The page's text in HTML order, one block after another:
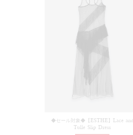
◆セール対象◆【ESTHE】Lace and
Tulle Slip Dress